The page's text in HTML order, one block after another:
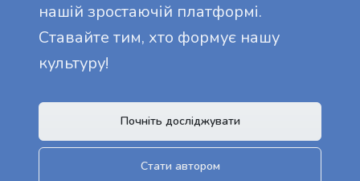
нашій зростаючій платформі.
Ставайте тим, хто формує нашу
культуру!
Почніть досліджувати
Стати автором